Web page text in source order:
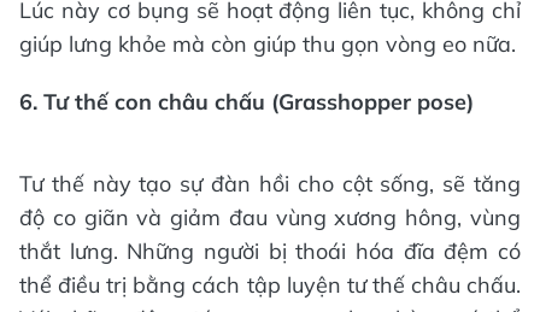
Lúc này cơ bụng sẽ hoạt động liên tục, không chỉ
giúp lưng khỏe mà còn giúp thu gọn vòng eo nữa.
6. Tư thế con châu chấu (Grasshopper pose)
Tư thế này tạo sự đàn hồi cho cột sống, sẽ tăng
độ co giãn và giảm đau vùng xương hông, vùng
thắt lưng. Những người bị thoái hóa đĩa đệm có
thể điều trị bằng cách tập luyện tư thế châu chấu.